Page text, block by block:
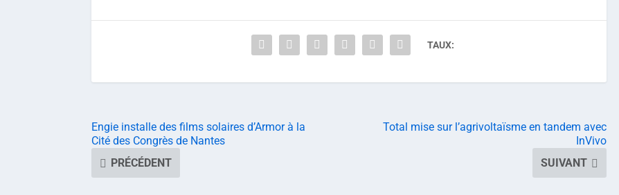
TAUX:
Engie installe des films solaires d’Armor à la
Cité des Congrès de Nantes
PRÉCÉDENT
Total mise sur l’agrivoltaïsme en tandem avec
InVivo
SUIVANT